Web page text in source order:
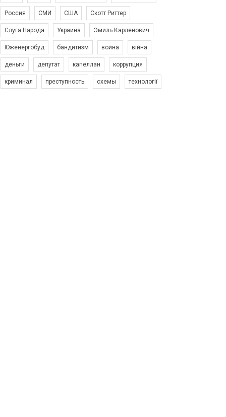
Россия СМИ США Скотт Риттер
Слуга Народа Украина Эмиль Карленович
Юженергобуд бандитизм война війна
деньги депутат капеллан коррупция
криминал преступность схемы технології